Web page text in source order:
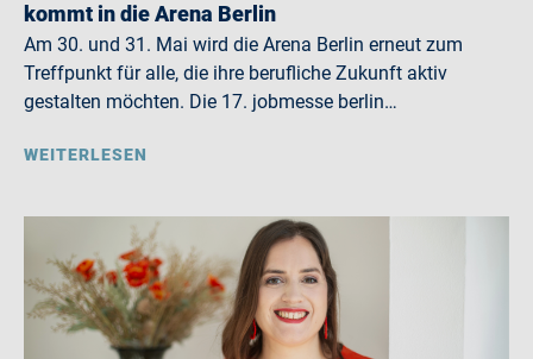
kommt in die Arena Berlin
Am 30. und 31. Mai wird die Arena Berlin erneut zum
Treffpunkt für alle, die ihre berufliche Zukunft aktiv
gestalten möchten. Die 17. jobmesse berlin…
WEITERLESEN